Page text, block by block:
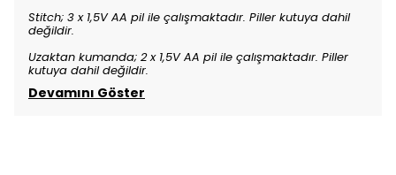
Stitch; 3 x 1,5V AA pil ile çalışmaktadır. Piller kutuya dahil
değildir.
Uzaktan kumanda; 2 x 1,5V AA pil ile çalışmaktadır. Piller
kutuya dahil değildir.
Devamını Göster